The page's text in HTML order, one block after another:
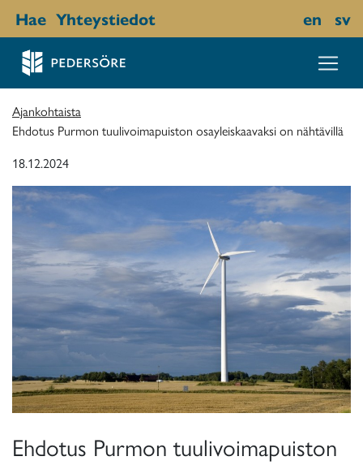
Hae Yhteystiedot en sv
Ajankohtaista
Ehdotus Purmon tuulivoimapuiston osayleiskaavaksi on nähtävillä
18.12.2024
Ehdotus Purmon tuulivoimapuiston